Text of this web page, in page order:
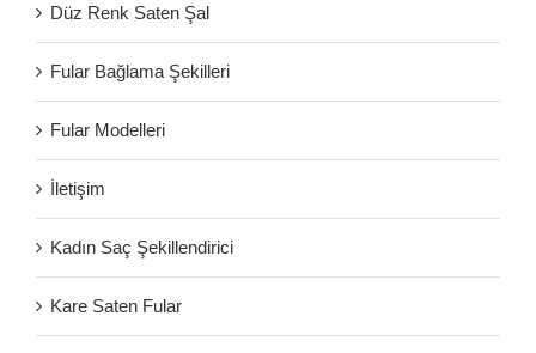
Düz Renk Saten Şal
Fular Bağlama Şekilleri
Fular Modelleri
İletişim
Kadın Saç Şekillendirici
Kare Saten Fular